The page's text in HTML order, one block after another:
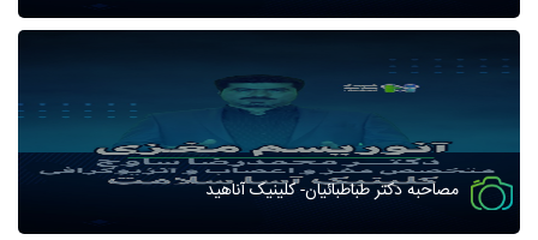
مصاحبه دکتر طباطبائیان- کلینیک آناهید